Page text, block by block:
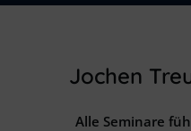
Jochen
Alle Seminare